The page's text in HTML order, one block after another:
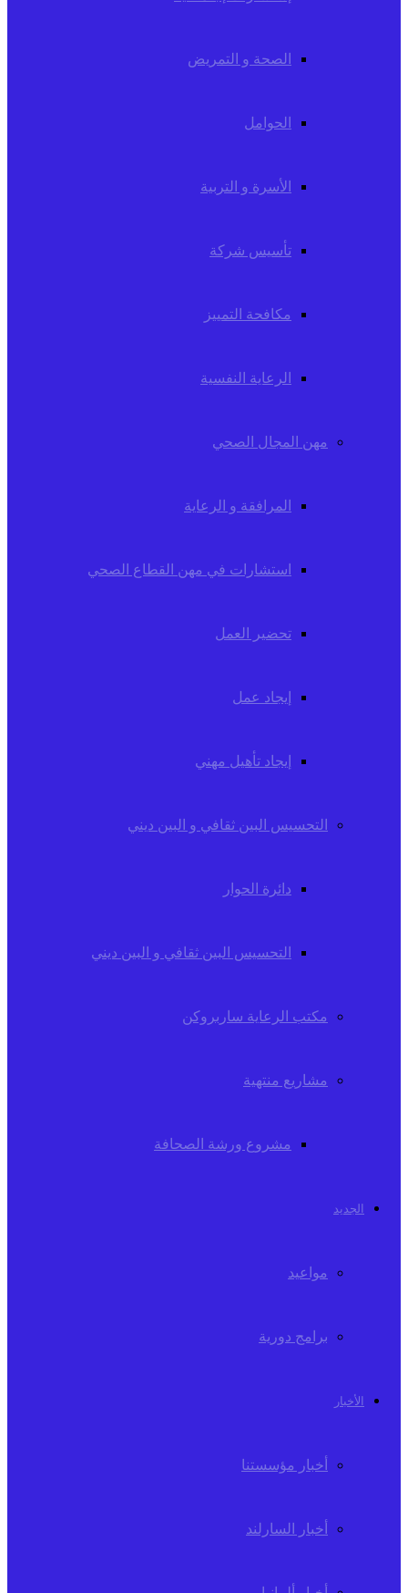
الصحة و التمريض
الحوامل
الأسرة و التربية
تأسيس شركة
مكافحة التمييز
الرعاية النفسية
مهن المجال الصحي
المرافقة و الرعاية
استشارات في مهن القطاع الصحي
تحضير العمل
إيجاد عمل
إيجاد تأهيل مهني
التحسيس البين ثقافي و البين ديني
دائرة الحوار
التحسيس البين ثقافي و البين ديني
مكتب الرعاية ساربروكن
مشاريع منتهية
مشروع ورشة الصحافة
الجديد
مواعيد
برامج دورية
الأخبار
أخبار مؤسستنا
أخبار السارلند